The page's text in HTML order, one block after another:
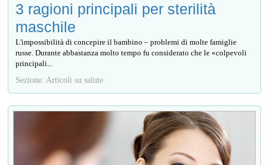
3 ragioni principali per sterilità
maschile
L'impossibilità di concepire il bambino – problemi di molte famiglie
russe. Durante abbastanza molto tempo fu considerato che le «colpevoli
principali...
Sezione: Articoli su salute